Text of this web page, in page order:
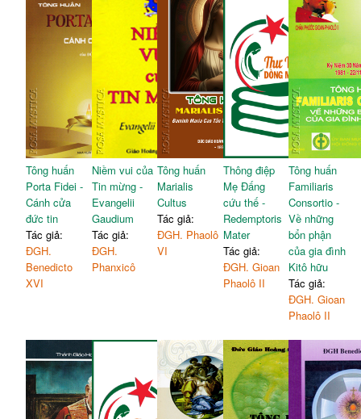
Tông huấn
Porta Fidei -
Cánh cửa
đức tin
Tác giả:
ĐGH.
Benedicto
XVI
Niềm vui của
Tin mừng -
Evangelii
Gaudium
Tác giả:
ĐGH.
Phanxicô
Tông huấn
Marialis
Cultus
Tác giả:
ĐGH. Phaolô
VI
Thông điệp
Mẹ Đấng
cứu thế -
Redemptoris
Mater
Tác giả:
ĐGH. Gioan
Phaolô II
Tông huấn
Familiaris
Consortio -
Về những
bổn phận
của gia đình
Kitô hữu
Tác giả:
ĐGH. Gioan
Phaolô II